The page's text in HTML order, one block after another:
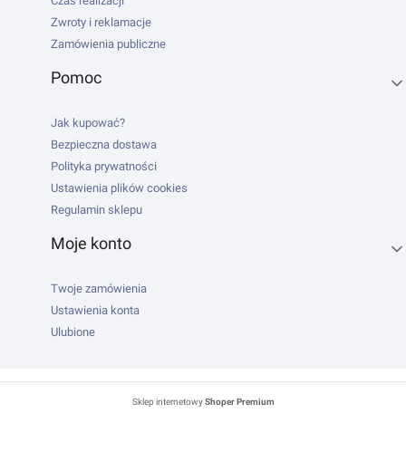
Zwroty i reklamacje
Zamówienia publiczne
Pomoc
Jak kupować?
Bezpieczna dostawa
Polityka prywatności
Ustawienia plików cookies
Regulamin sklepu
Moje konto
Twoje zamówienia
Ustawienia konta
Ulubione
Sklep internetowyShoper Premium